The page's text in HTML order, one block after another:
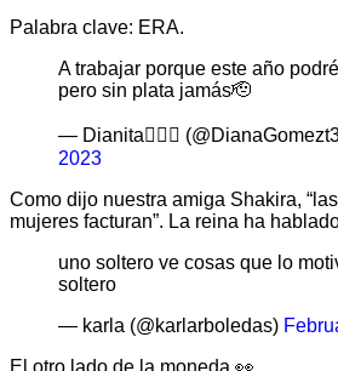
Palabra clave: ERA.
A trabajar porque este año
pero sin plata jamás🫡
— Dianita🧚🏼‍♀️
2023
Como dijo nuestra amiga Shakira,
mujeres facturan”. La reina ha
uno soltero ve cosas que lo
soltero
— karla (@karlarboledas)
El otro lado de la moneda 👀